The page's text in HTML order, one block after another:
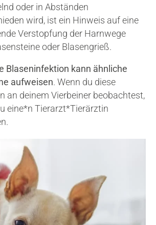
oder in Abständen
wird, ist ein Hinweis auf eine
Verstopfung der Harnwege
oder Blasengrieß.
Blaseninfektion kann ähnliche
aufweisen. Wenn du diese
an deinem Vierbeiner beobachtest,
eine*n Tierarzt*Tierärztin